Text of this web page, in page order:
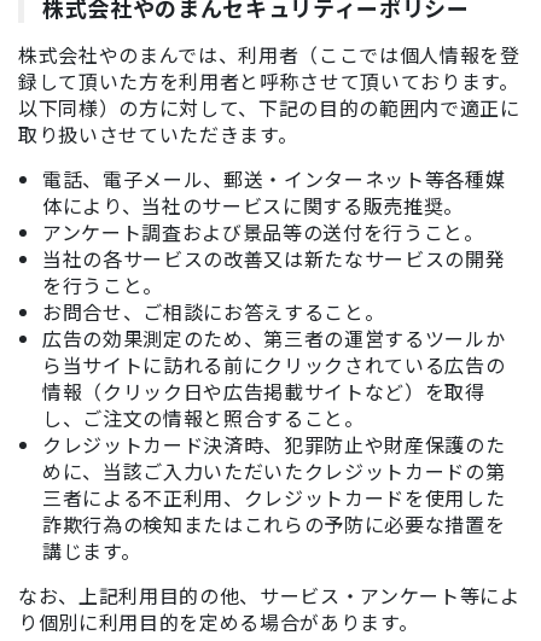
株式会社やのまんセキュリティーポリシー
株式会社やのまんでは、利用者（ここでは個人情報を登
録して頂いた方を利用者と呼称させて頂いております。
以下同様）の方に対して、下記の目的の範囲内で適正に
取り扱いさせていただきます。
電話、電子メール、郵送・インターネット等各種媒
体により、当社のサービスに関する販売推奨。
アンケート調査および景品等の送付を行うこと。
当社の各サービスの改善又は新たなサービスの開発
を行うこと。
お問合せ、ご相談にお答えすること。
広告の効果測定のため、第三者の運営するツールか
ら当サイトに訪れる前にクリックされている広告の
情報（クリック日や広告掲載サイトなど）を取得
し、ご注文の情報と照合すること。
クレジットカード決済時、犯罪防止や財産保護のた
めに、当該ご入力いただいたクレジットカードの第
三者による不正利用、クレジットカードを使用した
詐欺行為の検知またはこれらの予防に必要な措置を
講じます。
なお、上記利用目的の他、サービス・アンケート等によ
り個別に利用目的を定める場合があります。